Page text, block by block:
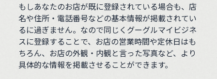
もしあなたのお店が既に登録されている場合も、店
名や住所・電話番号などの基本情報が掲載されてい
るに過ぎません。なので同じくグーグルマイビジネ
スに登録することで、お店の営業時間や定休日はも
ちろん、お店の外観・内観と言った写真など、より
具体的な情報を掲載させることができます。